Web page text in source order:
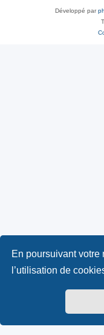
En poursuivant votre
l’utilisation de
Développé par